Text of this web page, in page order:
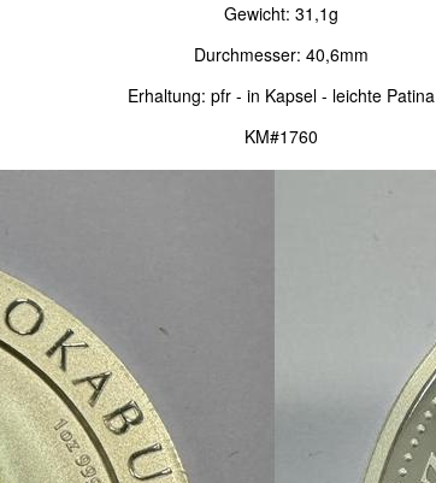
Gewicht: 31,1g
Durchmesser: 40,6mm
Erhaltung: pfr - in Kapsel - leichte Patina
KM#1760